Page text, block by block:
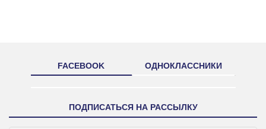
FACEBOOK ОДНОКЛАССНИКИ
ПОДПИСАТЬСЯ НА РАССЫЛКУ